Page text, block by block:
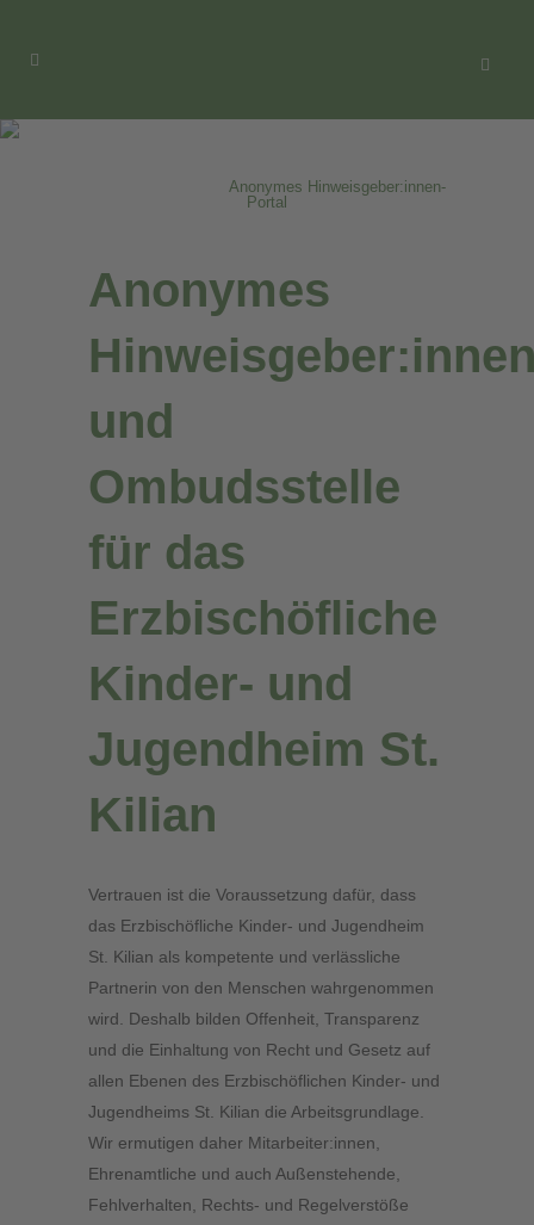
Anonymes Hinweisgeber:innen-
Portal
Anonymes
und
Ombudsstelle
für das
Erzbischöfliche
Kinder- und
Jugendheim St.
Kilian
Vertrauen ist die Voraussetzung dafür, dass
das Erzbischöfliche Kinder- und Jugendheim
St. Kilian als kompetente und verlässliche
Partnerin von den Menschen wahrgenommen
wird. Deshalb bilden Offenheit, Transparenz
und die Einhaltung von Recht und Gesetz auf
allen Ebenen des Erzbischöflichen Kinder- und
Jugendheims St. Kilian die Arbeitsgrundlage.
Wir ermutigen daher Mitarbeiter:innen,
Ehrenamtliche und auch Außenstehende,
Fehlverhalten, Rechts- und Regelverstöße